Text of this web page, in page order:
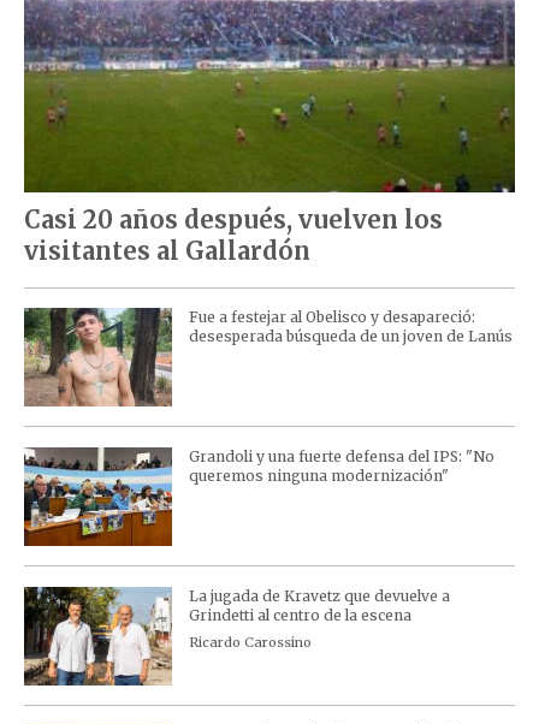
Casi 20 años después, vuelven los
visitantes al Gallardón
Fue a festejar al Obelisco y desapareció:
desesperada búsqueda de un joven de Lanús
Grandoli y una fuerte defensa del IPS: "No
queremos ninguna modernización"
La jugada de Kravetz que devuelve a
Grindetti al centro de la escena
Ricardo Carossino